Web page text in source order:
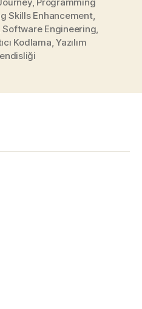
, Programming
Skills Enhancement,
Software Engineering,
Kodlama,Yazılım